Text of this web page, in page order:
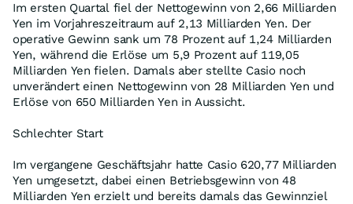
Im ersten Quartal fiel der Nettogewinn von 2,66 Milliarden
Yen im Vorjahreszeitraum auf 2,13 Milliarden Yen. Der
operative Gewinn sank um 78 Prozent auf 1,24 Milliarden
Yen, während die Erlöse um 5,9 Prozent auf 119,05
Milliarden Yen fielen. Damals aber stellte Casio noch
unverändert einen Nettogewinn von 28 Milliarden Yen und
Erlöse von 650 Milliarden Yen in Aussicht.
Schlechter Start
Im vergangene Geschäftsjahr hatte Casio 620,77 Milliarden
Yen umgesetzt, dabei einen Betriebsgewinn von 48
Milliarden Yen erzielt und bereits damals das Gewinnziel